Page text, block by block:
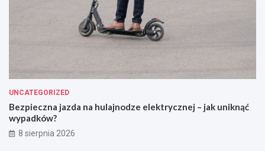
UNCATEGORIZED
Bezpieczna jazda na hulajnodze elektrycznej – jak uniknąć
wypadków?
8 sierpnia 2026